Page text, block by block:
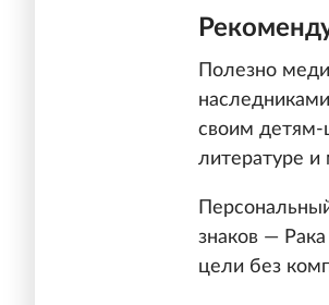
Полезно
своим детям-
литературе и
знаков —
цели без